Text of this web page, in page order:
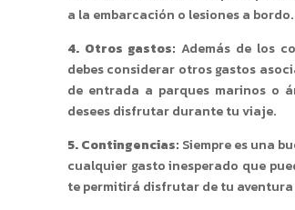
a la embarcación o lesiones a bordo.
4. Otros gastos: Además de los
debes considerar otros gastos
de entrada a parques marinos o
desees disfrutar durante tu viaje.
5. Contingencias: Siempre es una
cualquier gasto inesperado que
te permitirá disfrutar de tu